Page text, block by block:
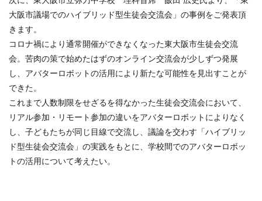
大阪市議場でのハイブリッド型生徒会交流会」の事例をご発表頂
きます。
コロナ禍により通常開催ができなくなった東大阪市生徒会交流
会。苦肉の策で始めたはずのオンライン交流会が少しずつ発展
し、アバターロボットの活用により新たな可能性を見出すことが
できた。
これまで人数制限をせざるを得なかった生徒会交流会において、
リアル参加・リモート参加の違いをアバターロボットによりなく
し、子どもたちが同じ目線で交流し、議論を交わす「ハイブリッ
ド型生徒会交流会」の実践をもとに、学校間でのアバターロボッ
トの活用について考えたい。